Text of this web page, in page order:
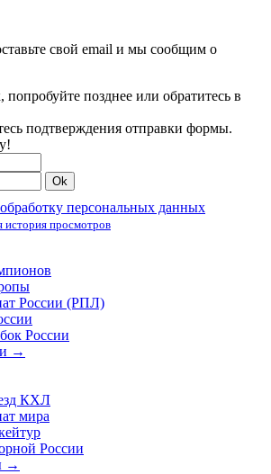
свой email и мы сообщим о
позднее или обратитесь в
подтверждения отправки формы.
Ok
обработку персональных данных
история просмотров
России (РПЛ)
России
→
КХЛ
мира
России
→